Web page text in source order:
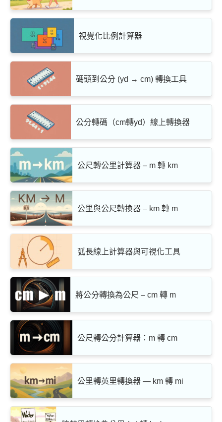
視覺化比例計算器
碼頭到公分 (yd → cm) 轉換工具
公分轉碼（cm轉yd）線上轉換器
公尺轉公里計算器 – m 轉 km
公里與公尺轉換器 – km 轉 m
弧長線上計算器與可視化工具
將公分轉換為公尺 – cm 轉 m
公尺轉公分計算器：m 轉 cm
公里轉英里轉換器 — km 轉 mi